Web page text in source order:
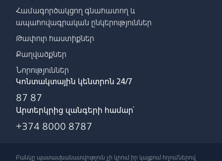
Համագործակցող գնահատող և
ապահովագրական ընկերություններ
Թափուր հաստիքներ
Քաղվածքներ
Նորություններ
Կոնտակտային կենտրոն 24/7
87 87
Արտերկրից զանգերի համար՝
+374 8000 8787
Բանկը պատասխանատվություն չի կրում իր կայքում հղումներով